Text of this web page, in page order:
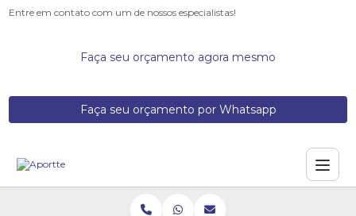
Entre em contato com um de nossos especialistas!
Faça seu orçamento agora mesmo
Faça seu orçamento por Whatsapp